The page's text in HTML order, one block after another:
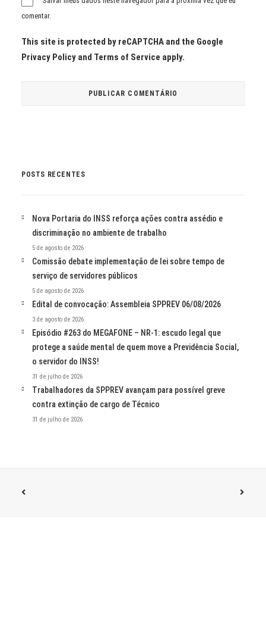
comentar.
This site is protected by reCAPTCHA and the Google
Privacy Policy and Terms of Service apply.
POSTS RECENTES
Nova Portaria do INSS reforça ações contra assédio e
discriminação no ambiente de trabalho
5 de agosto de 2026
Comissão debate implementação de lei sobre tempo de
serviço de servidores públicos
5 de agosto de 2026
Edital de convocação: Assembleia SPPREV 06/08/2026
3 de agosto de 2026
Episódio #263 do MEGAFONE – NR-1: escudo legal que
protege a saúde mental de quem move a Previdência Social,
o servidor do INSS!
31 de julho de 2026
Trabalhadores da SPPREV avançam para possível greve
contra extinção de cargo de Técnico
31 de julho de 2026